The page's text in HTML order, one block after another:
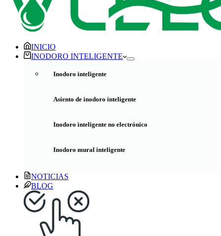
INICIO
INODORO INTELIGENTE
Inodoro inteligente
Asiento de inodoro inteligente
Inodoro inteligente no electrónico
Inodoro mural inteligente
NOTICIAS
BLOG